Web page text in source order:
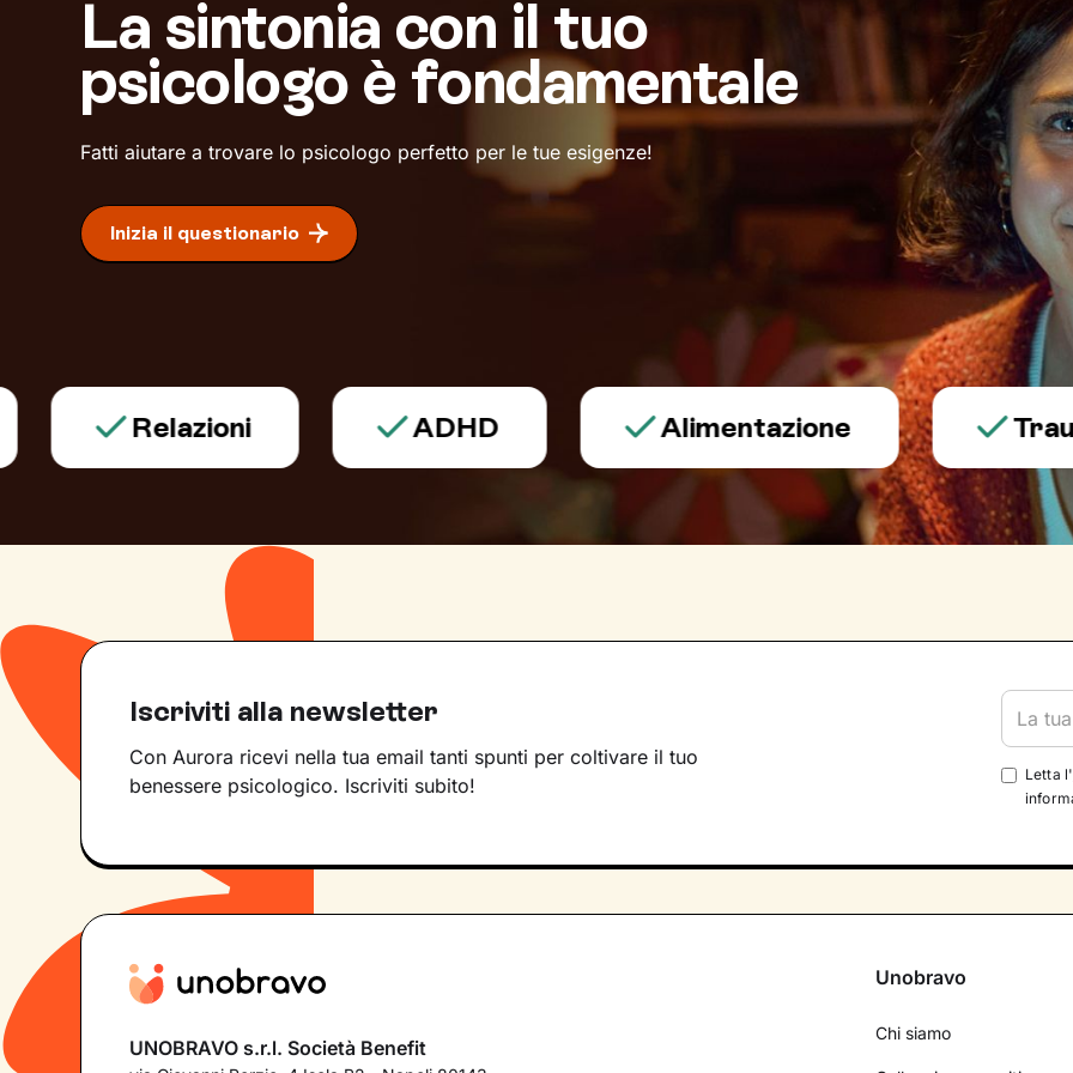
La sintonia con il tuo
psicologo è fondamentale
Fatti aiutare a trovare lo psicologo perfetto per le tue esigenze!
Inizia il questionario
Relazioni ADHD Alimentazione Trauma e
Iscriviti alla newsletter
Con Aurora ricevi nella tua email tanti spunti per coltivare il tuo
benessere psicologico. Iscriviti subito!
Letta l'
UNOBRAVO s.r.l. Società Benefit
Unobravo
Chi siamo